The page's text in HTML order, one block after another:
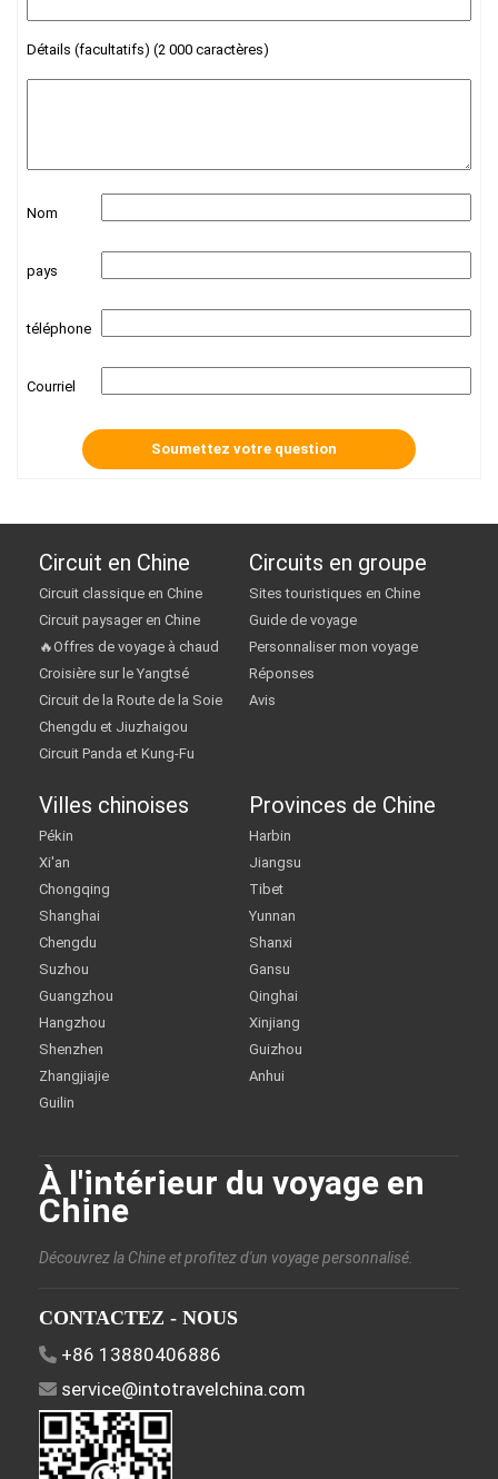
Détails (facultatifs) (2 000 caractères)
Nom
pays
téléphone
Courriel
Circuit en Chine
Circuit classique en Chine
Circuit paysager en Chine
🔥Offres de voyage à chaud
Croisière sur le Yangtsé
Circuit de la Route de la Soie
Chengdu et Jiuzhaigou
Circuit Panda et Kung-Fu
Circuits en groupe
Sites touristiques en Chine
Guide de voyage
Personnaliser mon voyage
Réponses
Avis
Villes chinoises
Pékin
Xi'an
Chongqing
Shanghai
Chengdu
Suzhou
Guangzhou
Hangzhou
Shenzhen
Zhangjiajie
Guilin
Provinces de Chine
Harbin
Jiangsu
Tibet
Yunnan
Shanxi
Gansu
Qinghai
Xinjiang
Guizhou
Anhui
À l'intérieur du voyage en
Chine
Découvrez la Chine et profitez d'un voyage personnalisé.
CONTACTEZ - NOUS
+86 13880406886
service@intotravelchina.com